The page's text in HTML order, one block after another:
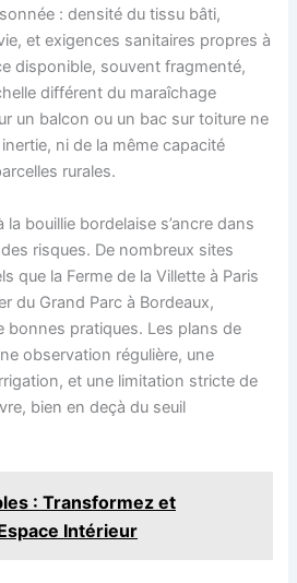
: densité du tissu bâti,
et exigences sanitaires propres à
disponible, souvent fragmenté,
différent du maraîchage
un balcon ou un bac sur toiture ne
ni de la même capacité
rurales.
la bouillie bordelaise s’ancre dans
risques. De nombreux sites
que la Ferme de la Villette à Paris
du Grand Parc à Bordeaux,
bonnes pratiques. Les plans de
observation régulière, une
et une limitation stricte de
bien en deçà du seuil
: Transformez et
Intérieur